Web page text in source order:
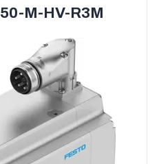
M-HV-R3M